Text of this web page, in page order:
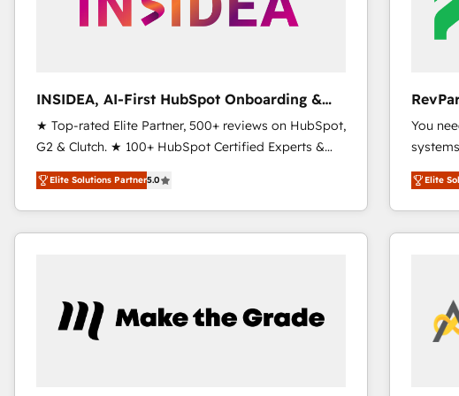
INSIDEA, AI-First HubSpot Onboarding &
RevOps
★ Top-rated Elite Partner, 500+ reviews on HubSpot,
G2 & Clutch. ★ 100+ HubSpot Certified Experts &
Trainers across the team ★ 1,500+ implementations
across five continents ★ AI-First, RevOps-led,
Onboarding obsessed ★ Company of the Year
2024/25 INSIDEA helps growing companies turn
your time zone. What we do ➤ Onboarding: Live in
weeks, with workflows built around your business,
Elite Solutions Partner5.0
You
bridge
solve
only
market execution.
Secure:
Elite